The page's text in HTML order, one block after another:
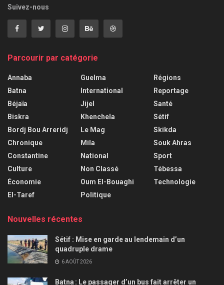
Suivez-nous
Parcourir par catégorie
Annaba
Batna
Béjaïa
Biskra
Bordj Bou Arreridj
Chronique
Constantine
Culture
Économie
El-Taref
Guelma
International
Jijel
Khenchela
Le Mag
Mila
National
Non Classé
Oum El-Bouaghi
Politique
Régions
Reportage
Santé
Sétif
Skikda
Souk Ahras
Sport
Tébessa
Technologie
Nouvelles récentes
Sétif : Mise en garde au lendemain d’un
quadruple drame
6 AOÛT 2026
Batna : Le passager d’un bus fait arrêter un